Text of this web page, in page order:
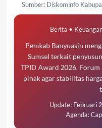
Sumber: Diskominfo
Berita •
Pemkab Banyuasin
Sumsel terkait
TPID Award 2026.
pihak agar stabilitas
Update: Februari
Agenda: